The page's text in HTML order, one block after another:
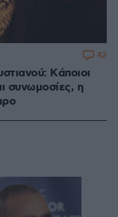
Kάποιοι
συνωμοσίες, η
42